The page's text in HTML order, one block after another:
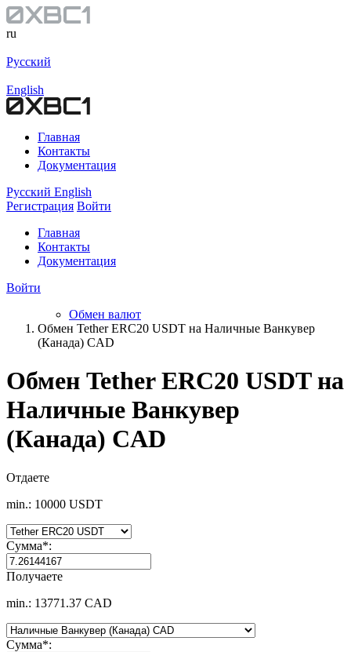
ru
Русский
English
Главная
Контакты
Документация
Русский English
Регистрация Войти
Главная
Контакты
Документация
Войти
Обмен валют
Обмен Tether ERC20 USDT на Наличные Ванкувер
(Канада) CAD
Обмен Tether ERC20 USDT на
Наличные Ванкувер
(Канада) CAD
Отдаете
min.: 10000 USDT
Сумма*:
Получаете
min.: 13771.37 CAD
Сумма*: